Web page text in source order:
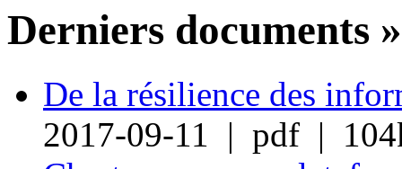
Derniers documents »
De la résilience des
2017-09-11 | pdf |